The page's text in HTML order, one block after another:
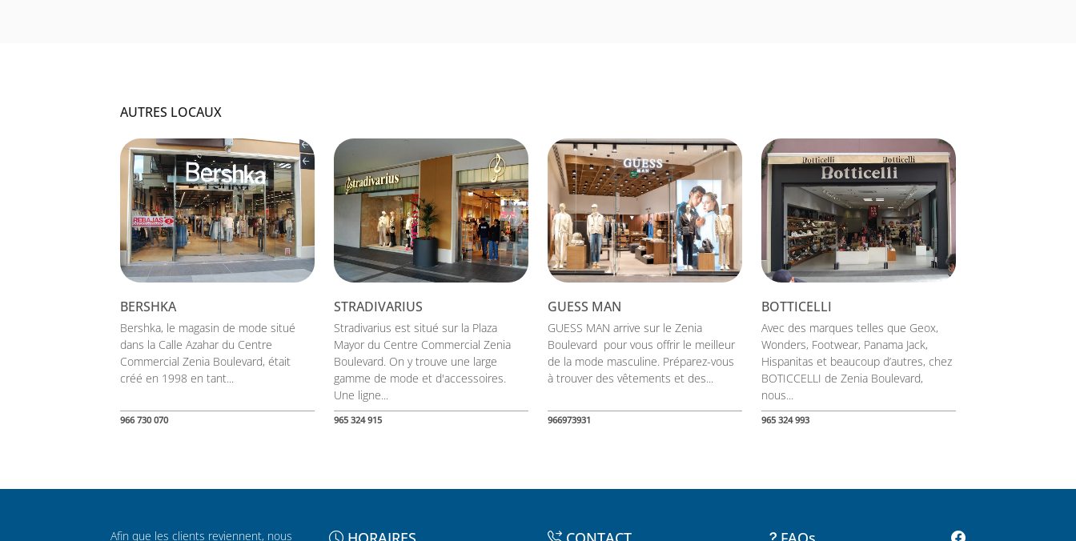
AUTRES LOCAUX
BERSHKA
Bershka, le magasin de mode situé
dans la Calle Azahar du Centre
Commercial Zenia Boulevard, était
créé en 1998 en tant...
966 730 070
STRADIVARIUS
Stradivarius est situé sur la Plaza
Mayor du Centre Commercial Zenia
Boulevard. On y trouve une large
gamme de mode et d'accessoires.
Une ligne...
965 324 915
GUESS MAN
GUESS MAN arrive sur le Zenia
Boulevard pour vous offrir le meilleur
de la mode masculine. Préparez-vous
à trouver des vêtements et des...
966973931
BOTTICELLI
Avec des marques telles que Geox,
Wonders, Footwear, Panama Jack,
Hispanitas et beaucoup d’autres, chez
BOTICCELLI de Zenia Boulevard,
nous...
965 324 993
Afin que les clients reviennent, nous